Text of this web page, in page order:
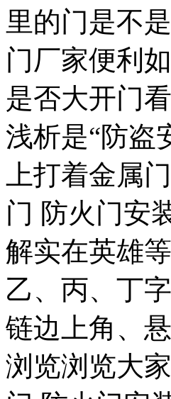
里的门是不
门厂家便利
是否大开门
浅析是“防盗
上打着金属
门 防火门安
解实在英雄
乙、丙、丁
链边上角、
浏览浏览大